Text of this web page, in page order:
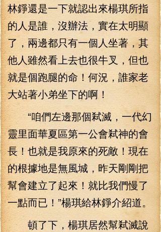
林錚還是一下就認出來楊琪所指
的人是誰，沒辦法，實在太明顯
了，兩邊都只有一個人坐著，其
他人雖然看上去也很牛叉，但也
就是個跑腿的命！何況，誰家老
大站著小弟坐下的啊！
“咱們左邊那個弒滅，一代幻
靈里面華夏區第一公會弒神的會
長！也就是我原來的死敵！現在
的根據地是無風城，昨天剛剛把
幫會建立了起來！就比我們慢了
一點而已！”楊琪給林錚介紹道。
頓了下，楊琪居然幫弒滅說